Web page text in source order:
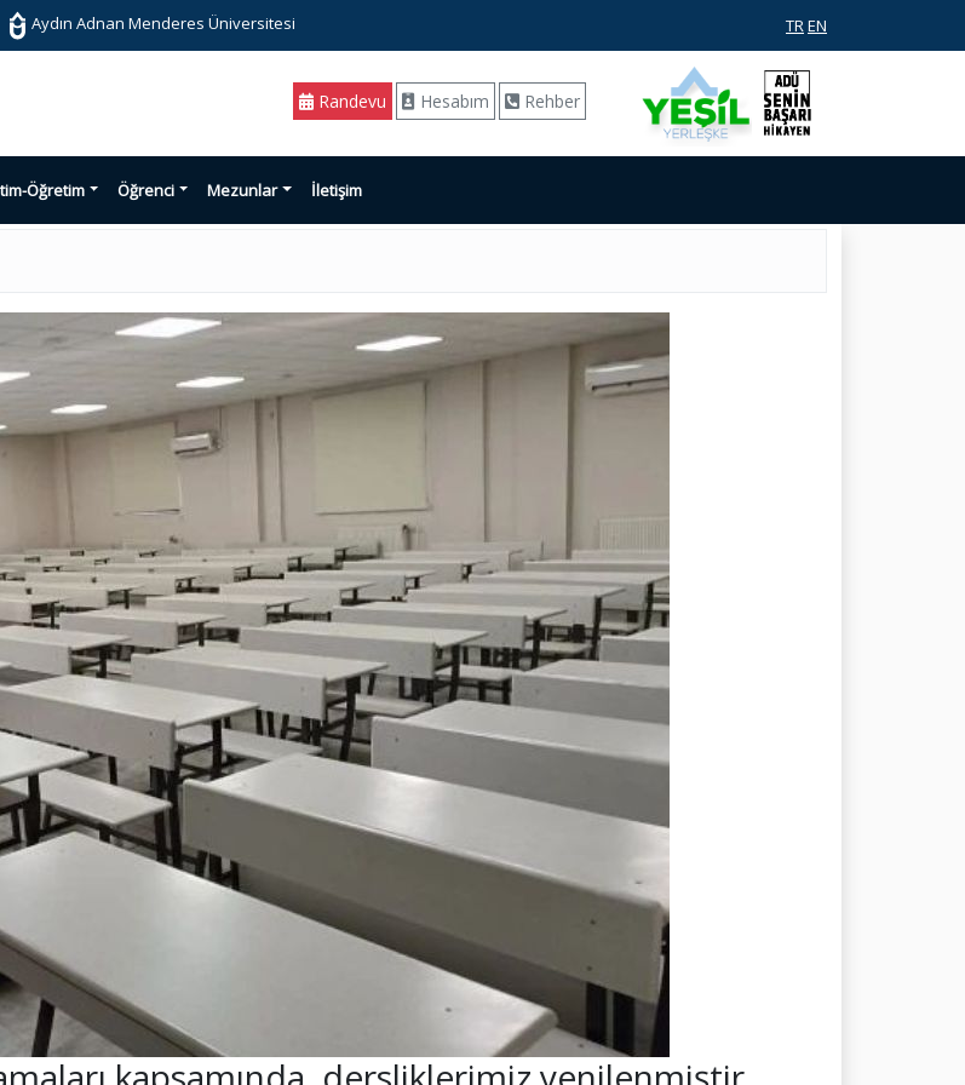
Aydın Adnan Menderes Üniversitesi TR EN
Randevu Hesabım Rehber
Öğretim Öğrenci Mezunlar İletişim